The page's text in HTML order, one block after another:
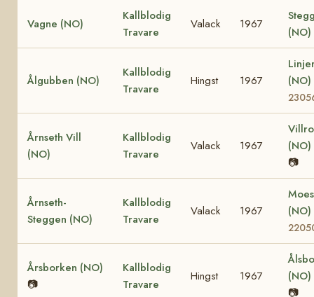
Vagne (NO)
Kallblodig
Travare
Valack 1967
(NO)
Ålgubben (NO)
Kallblodig
Travare
Hingst 1967
(NO)
Årnseth Vill
(NO)
Kallblodig
Travare
Valack 1967
(NO)
📷
Årnseth-
Steggen (NO)
Kallblodig
Travare
Valack 1967
(NO)
Årsborken (NO)
📷
Kallblodig
Travare
Hingst 1967
(NO)
📷